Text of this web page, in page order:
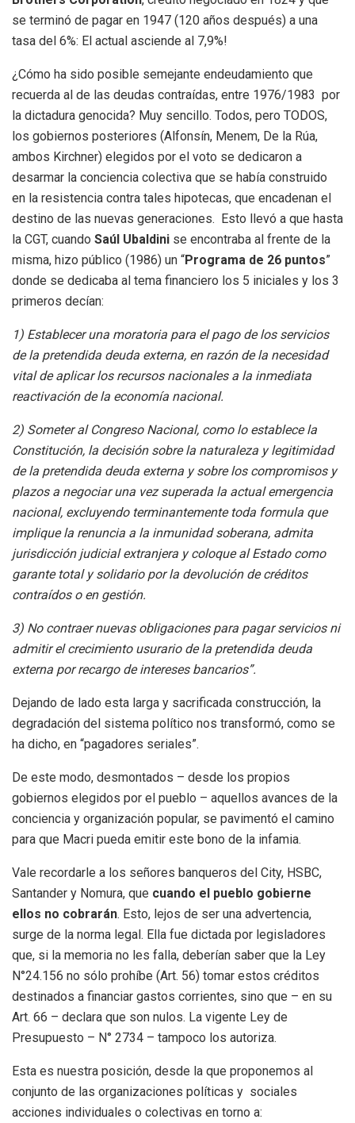
se terminó de pagar en 1947 (120 años después) a una
tasa del 6%: El actual asciende al 7,9%!
¿Cómo ha sido posible semejante endeudamiento que
recuerda al de las deudas contraídas, entre 1976/1983 por
la dictadura genocida? Muy sencillo. Todos, pero TODOS,
los gobiernos posteriores (Alfonsín, Menem, De la Rúa,
ambos Kirchner) elegidos por el voto se dedicaron a
desarmar la conciencia colectiva que se había construido
en la resistencia contra tales hipotecas, que encadenan el
destino de las nuevas generaciones. Esto llevó a que hasta
la CGT, cuando Saúl Ubaldini se encontraba al frente de la
misma, hizo público (1986) un “Programa de 26 puntos”
donde se dedicaba al tema financiero los 5 iniciales y los 3
primeros decían:
1) Establecer una moratoria para el pago de los servicios
de la pretendida deuda externa, en razón de la necesidad
vital de aplicar los recursos nacionales a la inmediata
reactivación de la economía nacional.
2) Someter al Congreso Nacional, como lo establece la
Constitución, la decisión sobre la naturaleza y legitimidad
de la pretendida deuda externa y sobre los compromisos y
plazos a negociar una vez superada la actual emergencia
nacional, excluyendo terminantemente toda formula que
implique la renuncia a la inmunidad soberana, admita
jurisdicción judicial extranjera y coloque al Estado como
garante total y solidario por la devolución de créditos
contraídos o en gestión.
3) No contraer nuevas obligaciones para pagar servicios ni
admitir el crecimiento usurario de la pretendida deuda
externa por recargo de intereses bancarios”.
Dejando de lado esta larga y sacrificada construcción, la
degradación del sistema político nos transformó, como se
ha dicho, en “pagadores seriales”.
De este modo, desmontados – desde los propios
gobiernos elegidos por el pueblo – aquellos avances de la
conciencia y organización popular, se pavimentó el camino
para que Macri pueda emitir este bono de la infamia.
Vale recordarle a los señores banqueros del City, HSBC,
Santander y Nomura, que cuando el pueblo gobierne
ellos no cobrarán. Esto, lejos de ser una advertencia,
surge de la norma legal. Ella fue dictada por legisladores
que, si la memoria no les falla, deberían saber que la Ley
N°24.156 no sólo prohíbe (Art. 56) tomar estos créditos
destinados a financiar gastos corrientes, sino que – en su
Art. 66 – declara que son nulos. La vigente Ley de
Presupuesto – N° 2734 – tampoco los autoriza.
Esta es nuestra posición, desde la que proponemos al
conjunto de las organizaciones políticas y sociales
acciones individuales o colectivas en torno a: